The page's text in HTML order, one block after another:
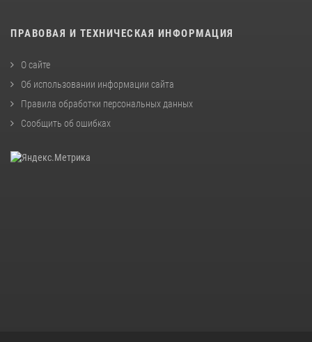
ПРАВОВАЯ И ТЕХНИЧЕСКАЯ ИНФОРМАЦИЯ
О сайте
Об использовании информации сайта
Правила обработки персональных данных
Сообщить об ошибках